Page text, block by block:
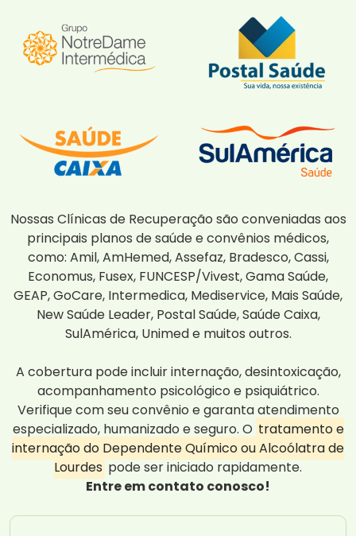
Nossas Clínicas de Recuperação são conveniadas aos
principais planos de saúde e convênios médicos,
como: Amil, AmHemed, Assefaz, Bradesco, Cassi,
Economus, Fusex, FUNCESP/Vivest, Gama Saúde,
GEAP, GoCare, Intermedica, Mediservice, Mais Saúde,
New Saúde Leader, Postal Saúde, Saúde Caixa,
SulAmérica, Unimed e muitos outros.
A cobertura pode incluir internação, desintoxicação,
acompanhamento psicológico e psiquiátrico.
Verifique com seu convênio e garanta atendimento
especializado, humanizado e seguro. O tratamento e
internação do Dependente Químico ou Alcoólatra de
Lourdes pode ser iniciado rapidamente.
Entre em contato conosco!